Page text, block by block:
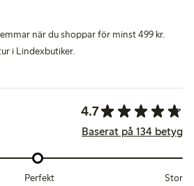
när du shoppar för minst 499 kr.
i Lindexbutiker.
4.7
Baserat på 134 betyg
Perfekt Stor